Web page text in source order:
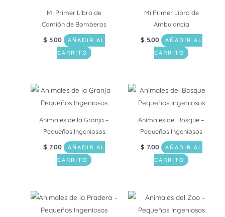
Mi Primer Libro de
Camión de Bomberos
$ 5.00
AÑADIR AL
CARRITO
Mi Primer Libro de
Ambulancia
$ 5.00
AÑADIR AL
CARRITO
Animales de la Granja –
Pequeños Ingeniosos
$ 7.00
AÑADIR AL
CARRITO
Animales del Bosque –
Pequeños Ingeniosos
$ 7.00
AÑADIR AL
CARRITO